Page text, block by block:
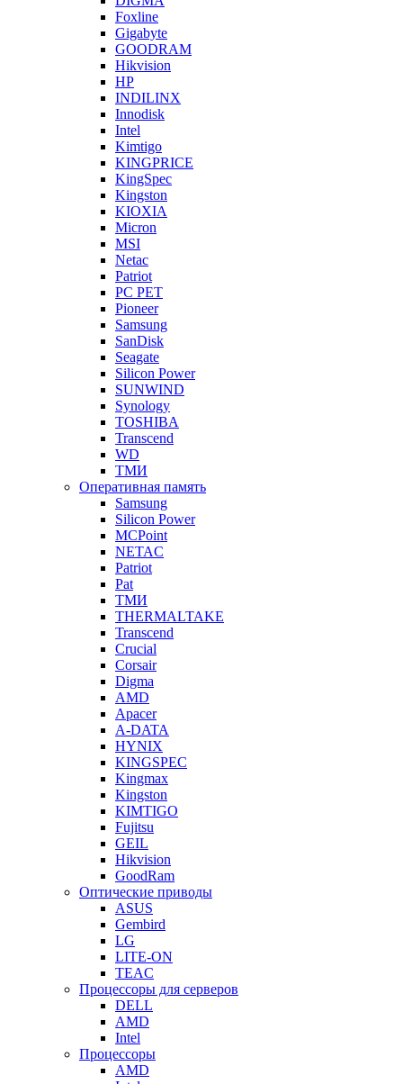
Foxline
Gigabyte
GOODRAM
Hikvision
HP
INDILINX
Innodisk
Intel
Kimtigo
KINGPRICE
KingSpec
Kingston
KIOXIA
Micron
MSI
Netac
Patriot
PC PET
Pioneer
Samsung
SanDisk
Seagate
Silicon Power
SUNWIND
Synology
TOSHIBA
Transcend
WD
ТМИ
Оперативная память
Samsung
Silicon Power
MCPoint
NETAC
Patriot
Pat
ТМИ
THERMALTAKE
Transcend
Crucial
Corsair
Digma
AMD
Apacer
A-DATA
HYNIX
KINGSPEC
Kingmax
Kingston
KIMTIGO
Fujitsu
GEIL
Hikvision
GoodRam
Оптические приводы
ASUS
Gembird
LG
LITE-ON
TEAC
Процессоры для серверов
DELL
AMD
Intel
Процессоры
AMD